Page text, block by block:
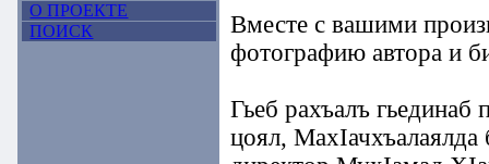
О ПРОЕКТЕ
ПОИСК
Вместе с вашими
фотографию автора и
Гьеб рахъалъ
цоял, МахIачхъалаялда